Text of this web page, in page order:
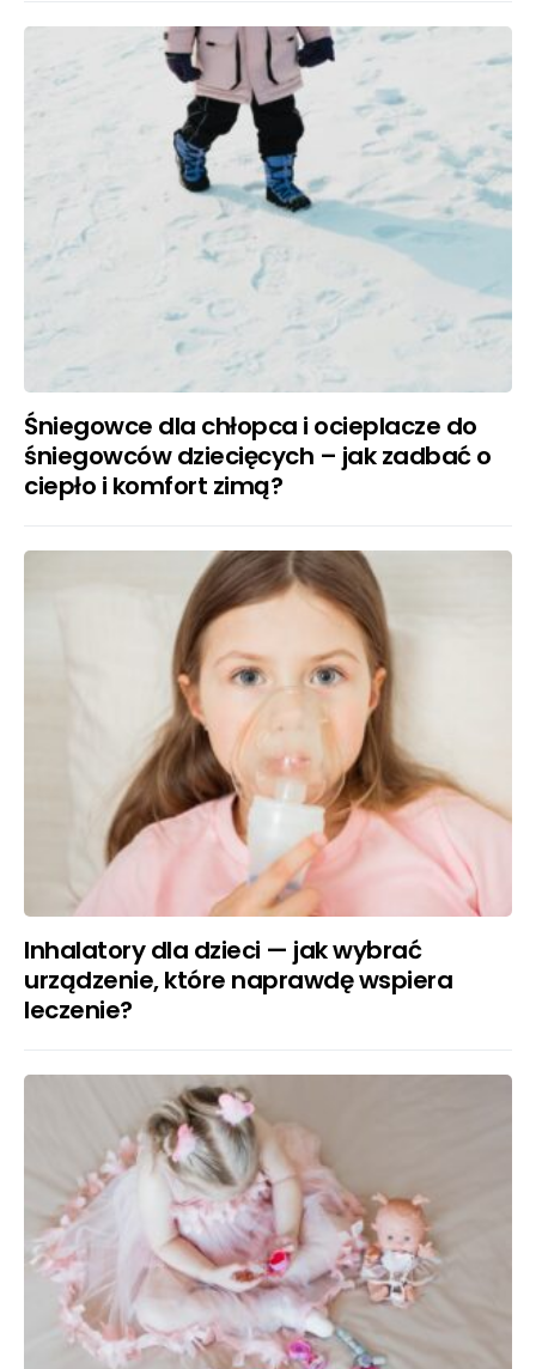
Śniegowce dla chłopca i ocieplacze do
śniegowców dziecięcych – jak zadbać o
ciepło i komfort zimą?
Inhalatory dla dzieci — jak wybrać
urządzenie, które naprawdę wspiera
leczenie?